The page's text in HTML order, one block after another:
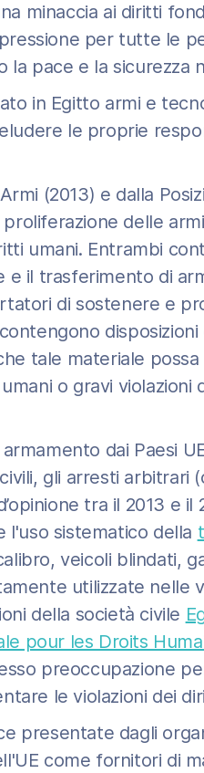
minaccia ai diritti
per tutte le
pace e la sicurezza
in Egitto armi e
le proprie
(2013) e dalla
delle
umani. Entrambi
e il trasferimento di
di sostenere e
tale materiale possa
o gravi violazioni
dai Paesi
gli arresti arbitrari
tra il 2013 e il
l'uso sistematico della
veicoli blindati,
utilizzate nelle
della società civile
pour les Droits
preoccupazione
le violazioni dei
presentate dagli
come fornitori di